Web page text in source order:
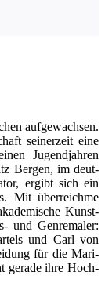
auf­ge­wach­sen.
sei­ner­zeit eine
Jugend­jah­ren
Ber­gen, im deut­
ergibt sich ein
Mit über­reich­me
Kunst­
und Gen­re­ma­ler:
und Carl von
für die Mari­
gera­de ihre Hoch­